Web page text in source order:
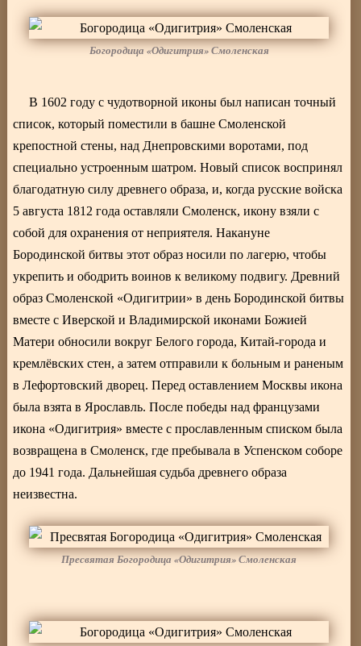
Богородица «Одигитрия» Смоленская
В 1602 году с чудотворной иконы был написан точный
список, который поместили в башне Смоленской
крепостной стены, над Днепровскими воротами, под
специально устроенным шатром. Новый список воспринял
благодатную силу древнего образа, и, когда русские войска
5 августа 1812 года оставляли Смоленск, икону взяли с
собой для охранения от неприятеля. Накануне
Бородинской битвы этот образ носили по лагерю, чтобы
укрепить и ободрить воинов к великому подвигу. Древний
образ Смоленской «Одигитрии» в день Бородинской битвы
вместе с Иверской и Владимирской иконами Божией
Матери обносили вокруг Белого города, Китай-города и
кремлёвских стен, а затем отправили к больным и раненым
в Лефортовский дворец. Перед оставлением Москвы икона
была взята в Ярославль. После победы над французами
икона «Одигитрия» вместе с прославленным списком была
возвращена в Смоленск, где пребывала в Успенском соборе
до 1941 года. Дальнейшая судьба древнего образа
неизвестна.
Пресвятая Богородица «Одигитрия» Смоленская